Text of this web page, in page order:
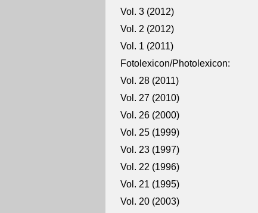
Vol. 3 (2012)
Vol. 2 (2012)
Vol. 1 (2011)
Fotolexicon/Photolexicon:
Vol. 28 (2011)
Vol. 27 (2010)
Vol. 26 (2000)
Vol. 25 (1999)
Vol. 23 (1997)
Vol. 22 (1996)
Vol. 21 (1995)
Vol. 20 (2003)